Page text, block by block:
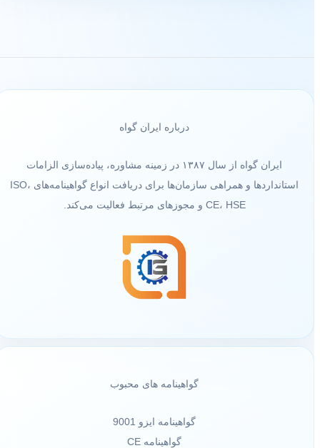
درباره ایران گواه
ایران گواه از سال ۱۳۸۷ در زمینه مشاوره، پیاده‌سازی الزامات
استانداردها و همراهی سازمان‌ها برای دریافت انواع گواهینامه‌های ISO،
CE، HSE و مجوزهای مرتبط فعالیت می‌کند.
گواهینامه های محبوب
گواهینامه ایزو 9001
گواهینامه CE